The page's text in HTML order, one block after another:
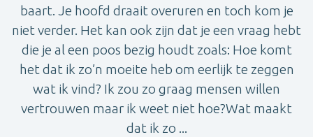
baart. Je hoofd draait overuren en toch kom je
niet verder. Het kan ook zijn dat je een vraag hebt
die je al een poos bezig houdt zoals: Hoe komt
het dat ik zo’n moeite heb om eerlijk te zeggen
wat ik vind? Ik zou zo graag mensen willen
vertrouwen maar ik weet niet hoe?Wat maakt
dat ik zo ...